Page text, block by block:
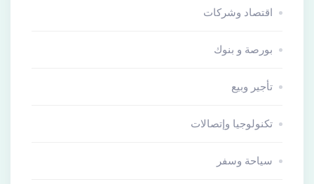
اقتصاد وشركات
بورصة و بنوك
تأجير وبيع
تكنولوجيا وإتصالات
سياحة وسفر